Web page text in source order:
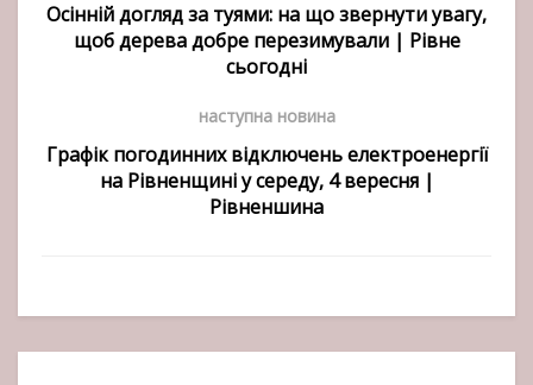
Осінній догляд за туями: на що звернути увагу,
щоб дерева добре перезимували | Рівне
сьогодні
наступна новина
Графік погодинних відключень електроенергії
на Рівненщині у середу, 4 вересня |
Рівненшина